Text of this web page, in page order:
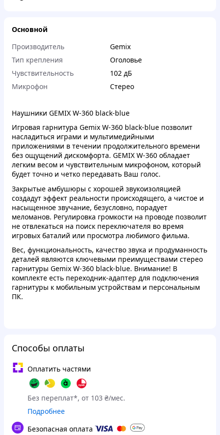
Основной
Производитель
Gemix
Тип крепления
Оголовье
Чувствительность
102 дБ
Микрофон
Стерео
Наушники GEMIX W-360 black-blue
Игровая гарнитура Gemix W-360 black-blue позволит
насладиться играми и мультимедийными
приложениями в течении продолжительного времени
без ощущений дискомфорта. GEMIX W-360 обладает
легким весом и чувствительным микрофоном, который
будет точно и четко передавать Ваш голос.
Закрытые амбушюры с хорошей звукоизоляцией
создадут эффект реальности происходящего, а чистое и
насыщенное звучание, безусловно, порадует
меломанов. Регулировка громкости на проводе позволит
не отвлекаться на поиск переключателя во время
игровых баталий или просмотра любимого фильма.
Вес, функциональность, качество звука и продуманность
деталей являются ключевыми преимуществами стерео
гарнитуры Gemix W-360 black-blue. Внимание! В
комплекте есть переходник-адаптер для подключения
гарнитуры к мобильным устройствам и персональным
ПК.
Способы оплаты
Оплатить частями
Без переплат*, от 103 ₴/мес.
Подробнее
Безопасная оплата